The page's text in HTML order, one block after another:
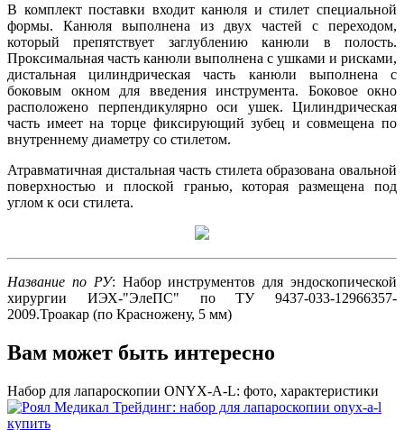
В комплект поставки входит канюля и стилет специальной
формы. Канюля выполнена из двух частей с переходом,
который препятствует заглублению канюли в полость.
Проксимальная часть канюли выполнена с ушками и рисками,
дистальная цилиндрическая часть канюли выполнена с
боковым окном для введения инструмента. Боковое окно
расположено перпендикулярно оси ушек. Цилиндрическая
часть имеет на торце фиксирующий зубец и совмещена по
внутреннему диаметру со стилетом.
Атравматичная дистальная часть стилета образована овальной
поверхностью и плоской гранью, которая размещена под
углом к оси стилета.
Название по РУ: Набор инструментов для эндоскопической
хирургии ИЭХ-"ЭлеПС" по ТУ 9437-033-12966357-
2009.Троакар (по Красножену, 5 мм)
Вам может быть интересно
Набор для лапароскопии ONYX-A-L: фото, характеристики